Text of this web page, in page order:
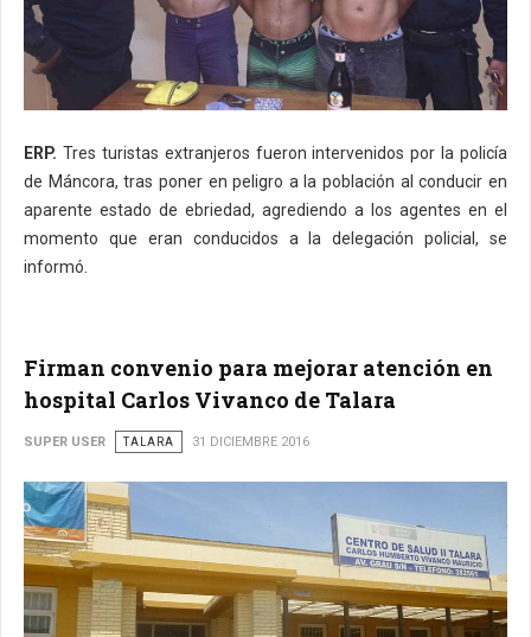
ERP. Tres turistas extranjeros fueron intervenidos por la policía
de Máncora, tras poner en peligro a la población al conducir en
aparente estado de ebriedad, agrediendo a los agentes en el
momento que eran conducidos a la delegación policial, se
informó.
Firman convenio para mejorar atención en
hospital Carlos Vivanco de Talara
SUPER USER TALARA 31 DICIEMBRE 2016